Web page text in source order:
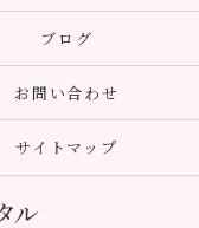
ブログ
お問い合わせ
サイトマップ